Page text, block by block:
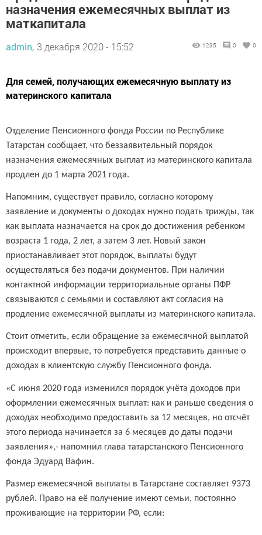
назначения ежемесячных выплат из
маткапитала
admin, 3 декабря 2020 - 15:52 1235 0 0
Для семей, получающих ежемесячную выплату из
материнского капитала
Отделение Пенсионного фонда России по Республике
Татарстан сообщает, что беззаявительный порядок
назначения ежемесячных выплат из материнского капитала
продлен до 1 марта 2021 года.
Напомним, существует правило, согласно которому
заявление и документы о доходах нужно подать трижды, так
как выплата назначается на срок до достижения ребенком
возраста 1 года, 2 лет, а затем 3 лет. Новый закон
приостанавливает этот порядок, выплаты будут
осуществляться без подачи документов. При наличии
контактной информации территориальные органы ПФР
связываются с семьями и составляют акт согласия на
продление ежемесячной выплаты из материнского капитала.
Стоит отметить, если обращение за ежемесячной выплатой
происходит впервые, то потребуется представить данные о
доходах в клиентскую службу Пенсионного фонда.
«С июня 2020 года изменился порядок учёта доходов при
оформлении ежемесячных выплат: как и раньше сведения о
доходах необходимо предоставить за 12 месяцев, но отсчёт
этого периода начинается за 6 месяцев до даты подачи
заявления»,- напомнил глава татарстанского Пенсионного
фонда Эдуард Вафин.
Размер ежемесячной выплаты в Татарстане составляет 9373
рублей. Право на её получение имеют семьи, постоянно
проживающие на территории РФ, если: